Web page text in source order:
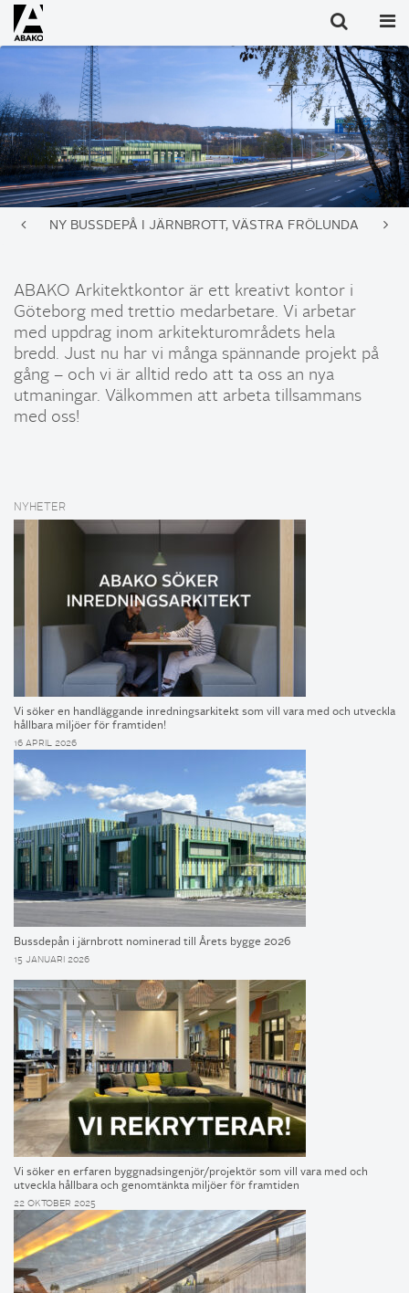
NY BUSSDEPÅ I JÄRNBROTT, VÄSTRA FRÖLUNDA
ABAKO Arkitektkontor är ett kreativt kontor i
Göteborg med trettio medarbetare. Vi arbetar
med uppdrag inom arkitekturområdets hela
bredd. Just nu har vi många spännande projekt på
gång – och vi är alltid redo att ta oss an nya
utmaningar. Välkommen att arbeta tillsammans
med oss!
NYHETER
Vi söker en handläggande inredningsarkitekt som vill vara med och utveckla
hållbara miljöer för framtiden!
16 APRIL 2026
Bussdepån i järnbrott nominerad till Årets bygge 2026
15 JANUARI 2026
Vi söker en erfaren byggnadsingenjör/projektör som vill vara med och
utveckla hållbara och genomtänkta miljöer för framtiden
22 OKTOBER 2025